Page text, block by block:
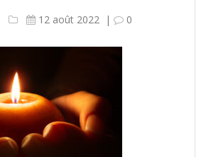
12 août 2022 | 0